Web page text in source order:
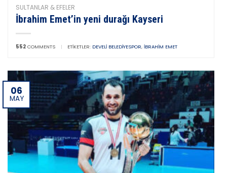
SULTANLAR & EFELER
İbrahim Emet’in yeni durağı Kayseri
552 COMMENTS | ETIKETLER: DEVELI BELEDIYESPOR, İBRAHIM EMET
06
MAY